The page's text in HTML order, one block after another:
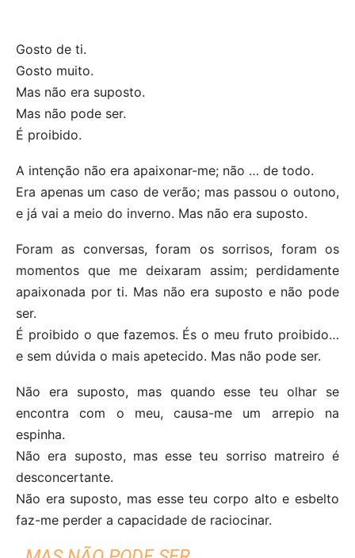
Gosto de ti.
Gosto muito.
Mas não era suposto.
Mas não pode ser.
É proibido.
A intenção não era apaixonar-me; não … de todo.
Era apenas um caso de verão; mas passou o outono,
e já vai a meio do inverno. Mas não era suposto.
Foram as conversas, foram os sorrisos, foram os
momentos que me deixaram assim; perdidamente
apaixonada por ti. Mas não era suposto e não pode
ser.
É proibido o que fazemos. És o meu fruto proibido…
e sem dúvida o mais apetecido. Mas não pode ser.
Não era suposto, mas quando esse teu olhar se
encontra com o meu, causa-me um arrepio na
espinha.
Não era suposto, mas esse teu sorriso matreiro é
desconcertante.
Não era suposto, mas esse teu corpo alto e esbelto
faz-me perder a capacidade de raciocinar.